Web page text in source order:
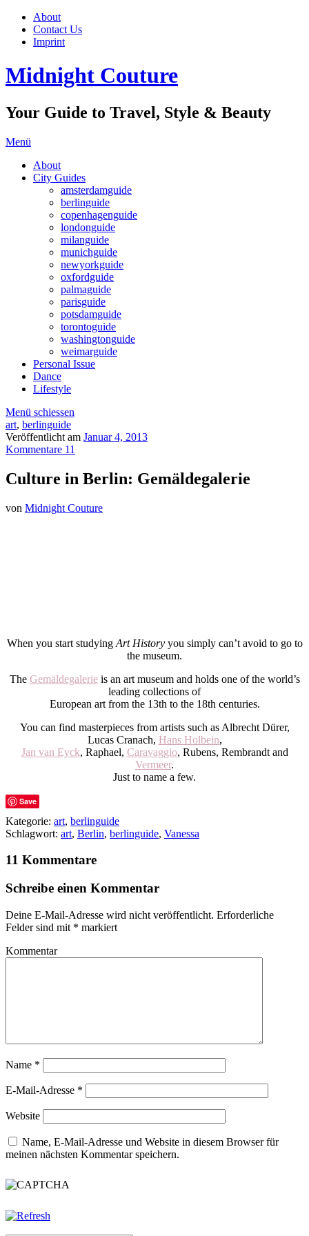
About
Contact Us
Imprint
Midnight Couture
Your Guide to Travel, Style & Beauty
Menü
About
City Guides
amsterdamguide
berlinguide
copenhagenguide
londonguide
milanguide
munichguide
newyorkguide
oxfordguide
palmaguide
parisguide
potsdamguide
torontoguide
washingtonguide
weimarguide
Personal Issue
Dance
Lifestyle
Menü schiessen
art, berlinguide
Veröffentlicht am Januar 4, 2013
Kommentare 11
Culture in Berlin: Gemäldegalerie
von Midnight Couture
When you start studying Art Historyyou simply can’t avoid to go to
the museum.
The Gemäldegalerieis an art museum and holds one of the world’s
leading collections of
European art from the 13th to the 18th centuries.
You can find masterpieces from artists such as Albrecht Dürer,
Lucas Cranach, Hans Holbein,
Jan van Eyck, Raphael, Caravaggio, Rubens, Rembrandt and
Vermeer.
Just to name a few.
Save
Kategorie: art, berlinguide
Schlagwort: art, Berlin, berlinguide, Vanessa
11 Kommentare
Schreibe einen Kommentar
Deine E-Mail-Adresse wird nicht veröffentlicht. Erforderliche
Felder sind mit * markiert
Kommentar
Name *
E-Mail-Adresse *
Website
Name, E-Mail-Adresse und Website in diesem Browser für
meinen nächsten Kommentar speichern.